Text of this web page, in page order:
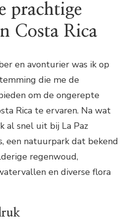
prachtige
Costa Rica
en avonturier was ik op
die me de
om de ongerepte
Rica te ervaren. Na wat
al snel uit bij La Paz
een natuurpark dat bekend
regenwoud,
en diverse flora